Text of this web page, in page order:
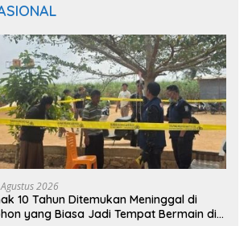
2026
10 Tahun Ditemukan Meninggal di
yang Biasa Jadi Tempat Bermain di